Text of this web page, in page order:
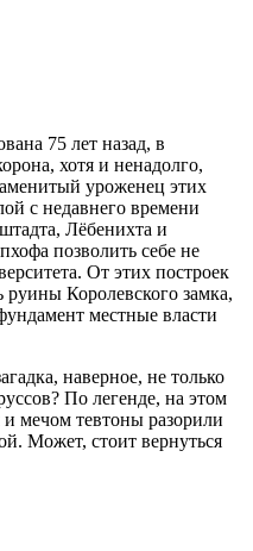
75 лет назад, в
хотя и ненадолго,
уроженец этих
с недавнего времени
Лёбенихта и
позволить себе не
От этих построек
Королевского замка,
местные власти
наверное, не только
По легенде, на этом
мечом тевтоны разорили
Может, стоит вернуться